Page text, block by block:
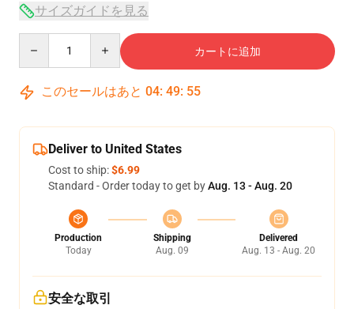
サイズガイドを見る
カートに追加
このセールはあと 04: 49: 54
Deliver to United States
Cost to ship:$6.99
Standard - Order today to get byAug. 13 - Aug. 20
Production
Today
Shipping
Aug. 09
Delivered
Aug. 13 - Aug. 20
安全な取引